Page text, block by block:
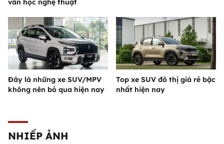
văn học nghệ thuật
Đây là những xe SUV/MPV
không nên bỏ qua hiện nay
Top xe SUV đô thị giá rẻ bậc
nhất hiện nay
NHIẾP ẢNH